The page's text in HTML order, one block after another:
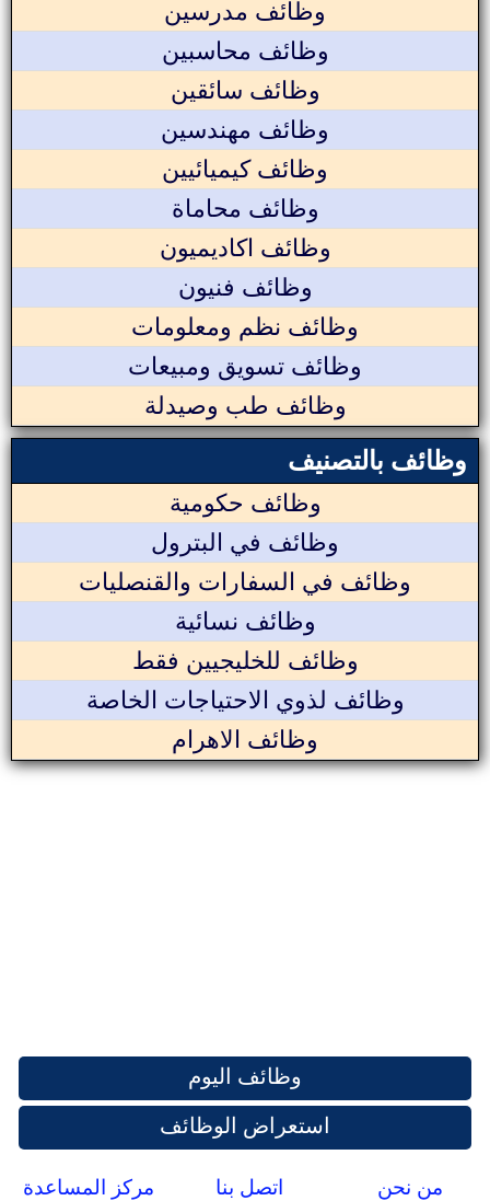
وظائف مدرسين
وظائف محاسبين
وظائف سائقين
وظائف مهندسين
وظائف كيميائيين
وظائف محاماة
وظائف اكاديميون
وظائف فنيون
وظائف نظم ومعلومات
وظائف تسويق ومبيعات
وظائف طب وصيدلة
وظائف بالتصنيف
وظائف حكومية
وظائف في البترول
وظائف في السفارات والقنصليات
وظائف نسائية
وظائف للخليجيين فقط
وظائف لذوي الاحتياجات الخاصة
وظائف الاهرام
وظائف اليوم
استعراض الوظائف
من نحن اتصل بنا مركز المساعدة